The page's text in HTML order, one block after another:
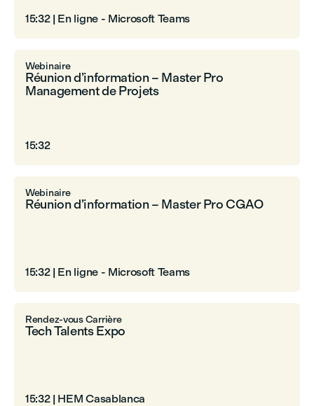
15:32| En ligne - Microsoft Teams
Webinaire
Réunion d’information – Master Pro
Management de Projets
15:32
Webinaire
Réunion d’information – Master Pro CGAO
15:32| En ligne - Microsoft Teams
Rendez-vous Carrière
Tech Talents Expo
15:32| HEM Casablanca